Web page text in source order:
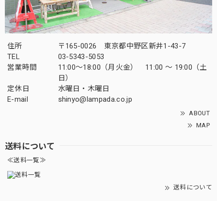
住所
〒165-0026 東京都中野区新井1-43-7
TEL
03-5343-5053
営業時間
11:00～18:00（月火金） 11:00 ～ 19:00（土
日）
定休日
水曜日・木曜日
E-mail
shinyo@lampada.co.jp
ABOUT
MAP
送料について
≪送料一覧≫
送料について